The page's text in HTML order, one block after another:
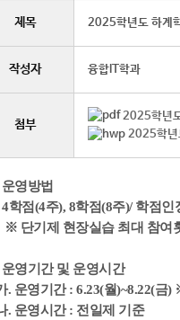
제목 2025학년도 하계
작성자 융합IT학과
첨부
2025학년
2025학년
운영방법
4학점(4주), 8학점(8주)/ 학점인
단기제 현장실습 최대 참여
운영기간 및 운영시간
. 운영기간 : 6.23(월)~8.22(금
. 운영시간 : 전일제 기준